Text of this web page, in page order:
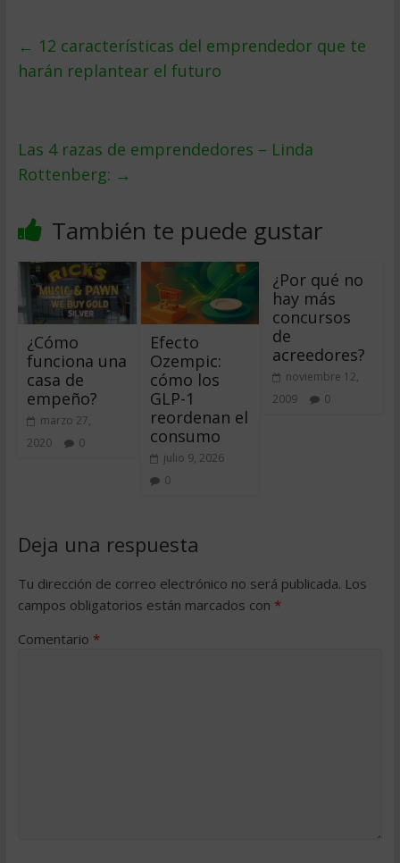
← 12 características del emprendedor que te
harán replantear el futuro
Las 4 razas de emprendedores – Linda
Rottenberg: →
También te puede gustar
¿Cómo
funciona una
casa de
empeño?
marzo 27,
2020
0
Efecto
Ozempic:
cómo los
GLP-1
reordenan el
consumo
julio 9, 2026
0
¿Por qué no
hay más
concursos
de
acreedores?
noviembre 12,
2009
0
Deja una respuesta
Tu dirección de correo electrónico no será publicada. Los
campos obligatorios están marcados con *
Comentario *